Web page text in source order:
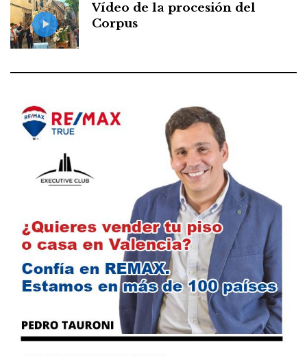
Vídeo de la procesión del
Corpus